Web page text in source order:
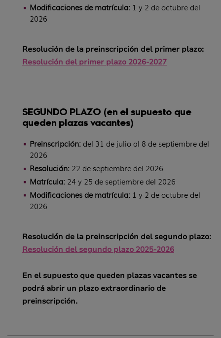
Modificaciones de matrícula: 1 y 2 de octubre del
2026
Resolución de la preinscripción del primer plazo:
Resolución del primer plazo 2026-2027
SEGUNDO PLAZO (en el supuesto que
queden plazas vacantes)
Preinscripción:del 31 de julio al 8 de septiembre del
2026
Resolución: 22 de septiembre del 2026
Matrícula: 24 y 25 de septiembre del 2026
Modificaciones de matrícula: 1 y 2 de octubre del
2026
Resolución de la preinscripción del segundo plazo:
Resolución del segundo plazo 2025-2026
En el supuesto que queden plazas vacantes se
podrá abrir un plazo extraordinario de
preinscripción.